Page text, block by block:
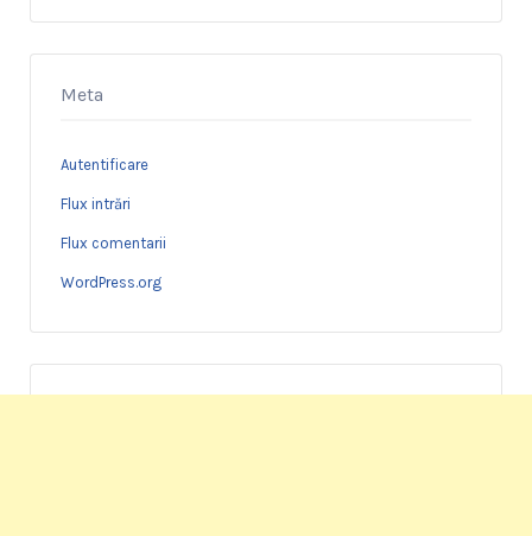
Meta
Autentificare
Flux intrări
Flux comentarii
WordPress.org